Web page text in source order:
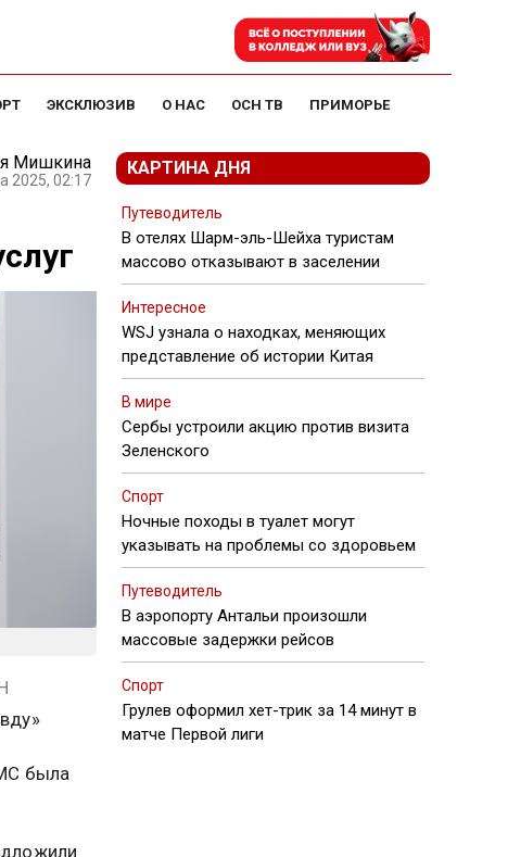
ЭКСКЛЮЗИВ О НАС ОСН ТВ ПРИМОРЬЕ
Мишкина
2025, 02:17
была
КАРТИНА ДНЯ
Путеводитель
В отелях Шарм-эль-Шейха туристам
массово отказывают в заселении
Интересное
WSJ узнала о находках, меняющих
представление об истории Китая
В мире
Сербы устроили акцию против визита
Зеленского
Спорт
Ночные походы в туалет могут
указывать на проблемы со здоровьем
Путеводитель
В аэропорту Антальи произошли
массовые задержки рейсов
Спорт
Грулев оформил хет-трик за 14 минут в
матче Первой лиги